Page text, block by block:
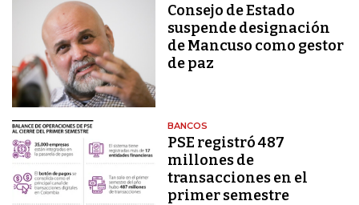
Consejo de Estado
suspende designación
de Mancuso como gestor
de paz
BANCOS
PSE registró 487
millones de
transacciones en el
primer semestre